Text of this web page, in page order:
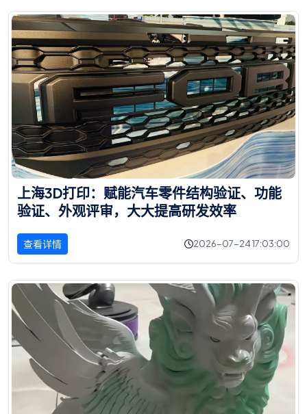
上海3D打印： 赋能汽车零件结构验证、 功能
验证、 外观评审， 大大提高研发效率
查看详情 2026-07-24 17:03:00